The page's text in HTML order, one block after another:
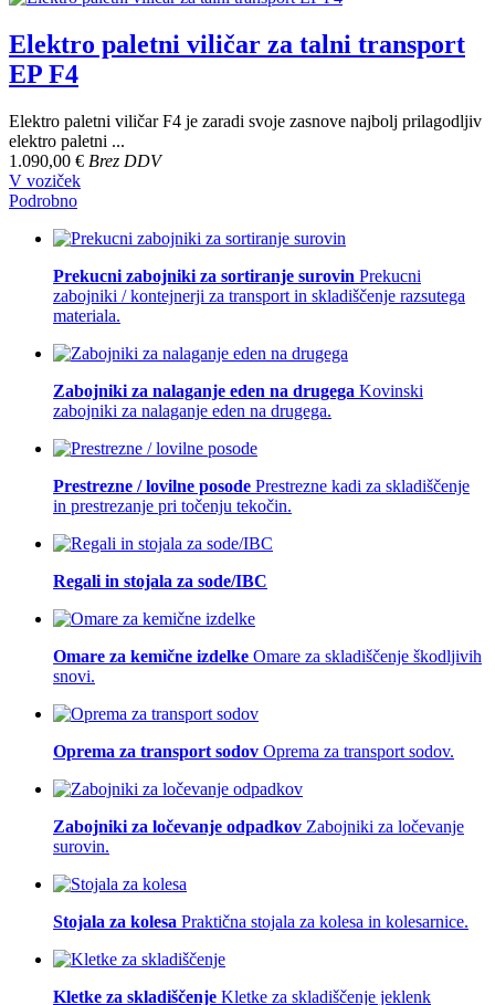
Elektro paletni viličar za talni transport
EP F4
Elektro paletni viličar F4 je zaradi svoje zasnove najbolj prilagodljiv
elektro paletni ...
1.090,00 € Brez DDV
V voziček
Podrobno
Prekucni zabojniki za sortiranje surovin Prekucni
zabojniki / kontejnerji za transport in skladiščenje razsutega
materiala.
Zabojniki za nalaganje eden na drugega Kovinski
zabojniki za nalaganje eden na drugega.
Prestrezne / lovilne posode Prestrezne kadi za skladiščenje
in prestrezanje pri točenju tekočin.
Regali in stojala za sode/IBC
Omare za kemične izdelke Omare za skladiščenje škodljivih
snovi.
Oprema za transport sodov Oprema za transport sodov.
Zabojniki za ločevanje odpadkov Zabojniki za ločevanje
surovin.
Stojala za kolesa Praktična stojala za kolesa in kolesarnice.
Kletke za skladiščenje Kletke za skladiščenje jeklenk